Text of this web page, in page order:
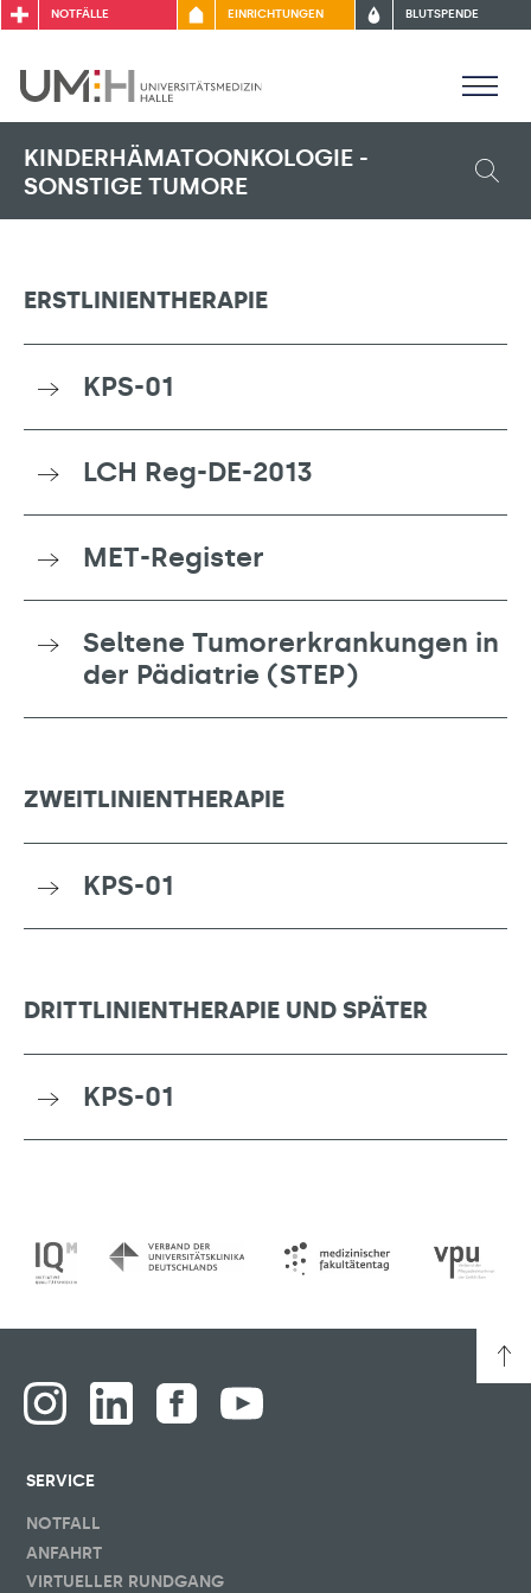
NOTFÄLLE EINRICHTUNGEN BLUTSPENDE
KINDERHÄMATOONKOLOGIE -
SONSTIGE TUMORE
ERSTLINIENTHERAPIE
KPS-01
LCH Reg-DE-2013
MET-Register
Seltene Tumorerkrankungen in
der Pädiatrie (STEP)
ZWEITLINIENTHERAPIE
KPS-01
DRITTLINIENTHERAPIE UND SPÄTER
KPS-01
SERVICE
NOTFALL
ANFAHRT
VIRTUELLER RUNDGANG